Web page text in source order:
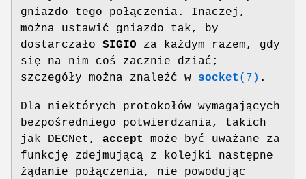
gniazdo tego połączenia. Inaczej,
można ustawić gniazdo tak, by
dostarczało SIGIO za każdym razem, gdy
się na nim coś zacznie dziać;
szczegóły można znaleźć w socket (7) .
Dla niektórych protokołów wymagających
bezpośredniego potwierdzania, takich
jak DECNet, accept
może być uważane za
funkcję zdejmującą z kolejki następne
żądanie połączenia, nie powodując